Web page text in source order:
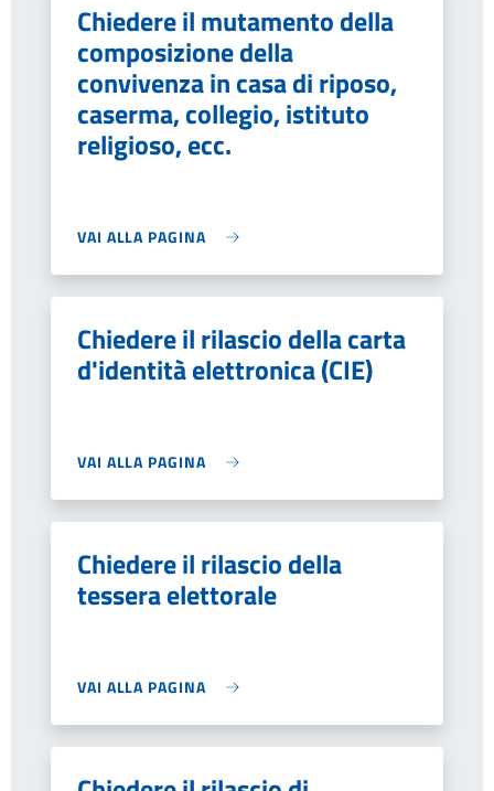
Chiedere il mutamento della
composizione della
convivenza in casa di riposo,
caserma, collegio, istituto
religioso, ecc.
VAI ALLA PAGINA
Chiedere il rilascio della carta
d'identità elettronica (CIE)
VAI ALLA PAGINA
Chiedere il rilascio della
tessera elettorale
VAI ALLA PAGINA